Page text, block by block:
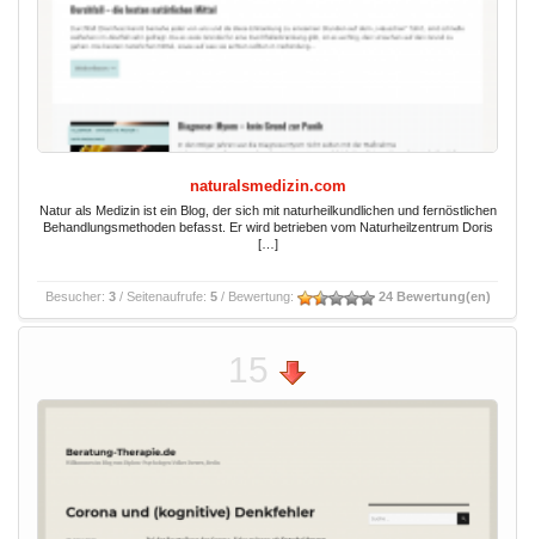
naturalsmedizin.com
Natur als Medizin ist ein Blog, der sich mit naturheilkundlichen und fernöstlichen
Behandlungsmethoden befasst. Er wird betrieben vom Naturheilzentrum Doris
[…]
Besucher: 3/ Seitenaufrufe: 5/ Bewertung: 24 Bewertung(en)
15